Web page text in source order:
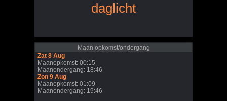
daglicht
Maan opkomst/ondergang
Zat 8 Aug
Maanopkomst: 00:15
Maanondergang: 18:46
Zon 9 Aug
Maanopkomst: 01:09
Maanondergang: 19:46